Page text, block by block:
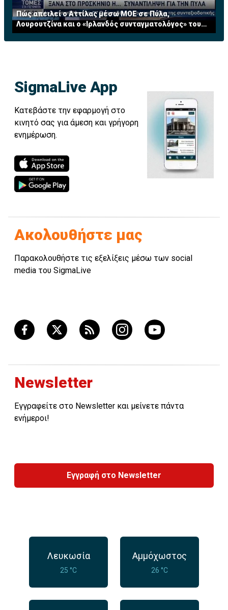
Πώς απειλεί ο Αττίλας μέσω ΜΟΕ σε Πύλα,
Λουρουτζίνα και ο «Ιρλανδός συνταγματολόγος» του
ΟΗΕ
SigmaLive App
Κατεβάστε την εφαρμογή στο
κινητό σας για άμεση και γρήγορη
ενημέρωση.
Ακολουθήστε μας
Παρακολουθήστε τις εξελίξεις μέσω των social
media του SigmaLive
Newsletter
Εγγραφείτε στο Newsletter και μείνετε πάντα
ενήμεροι!
Εγγραφή στο Newsletter
Λευκωσία
25 °C
Αμμόχωστος
26 °C